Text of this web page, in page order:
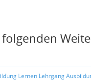
Lernen Lehrgang